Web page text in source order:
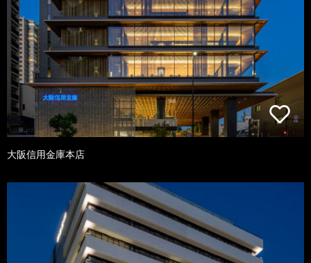
大阪信用金庫本店